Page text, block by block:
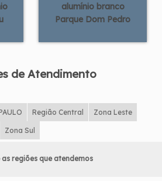
alumínio branco
Parque Dom Pedro
de Atendimento
Região Central Zona Leste
Zona Sul
regiões que atendemos